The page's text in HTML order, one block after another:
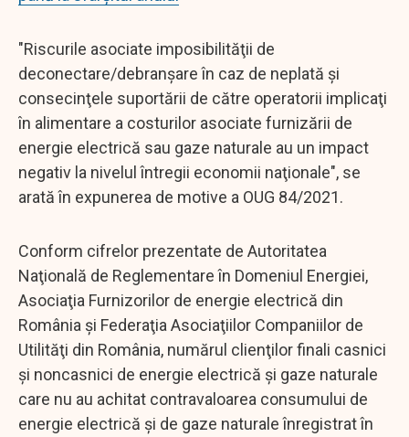
"Riscurile asociate imposibilităţii de
deconectare/debranşare în caz de neplată şi
consecinţele suportării de către operatorii implicaţi
în alimentare a costurilor asociate furnizării de
energie electrică sau gaze naturale au un impact
negativ la nivelul întregii economii naţionale", se
arată în expunerea de motive a OUG 84/2021.
Conform cifrelor prezentate de Autoritatea
Naţională de Reglementare în Domeniul Energiei,
Asociaţia Furnizorilor de energie electrică din
România şi Federaţia Asociaţiilor Companiilor de
Utilităţi din România, numărul clienţilor finali casnici
şi noncasnici de energie electrică şi gaze naturale
care nu au achitat contravaloarea consumului de
energie electrică şi de gaze naturale înregistrat în